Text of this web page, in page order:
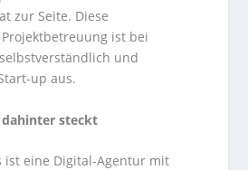
zur Seite. Diese
ist bei
und
up aus.
steckt
ist eine Digital-Agentur mit